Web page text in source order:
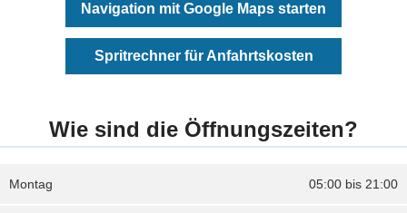
Navigation mit Google Maps starten
Spritrechner für Anfahrtskosten
Wie sind die Öffnungszeiten?
05:00 bis 21:00
Montag